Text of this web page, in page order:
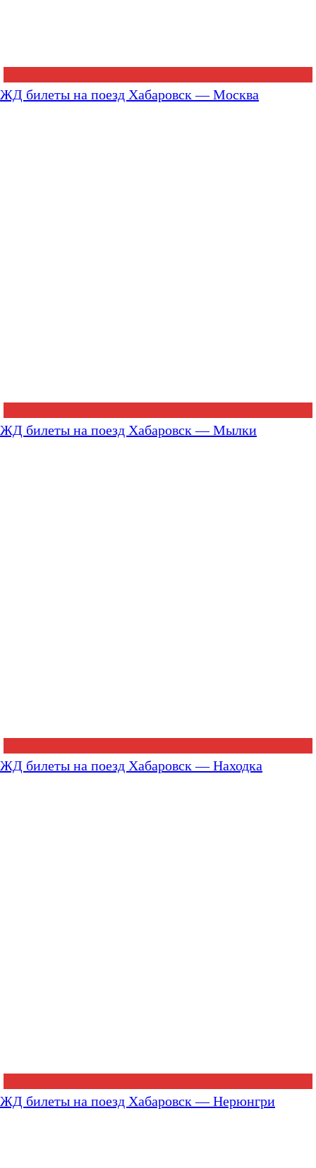
ЖД билеты на поезд Хабаровск — Москва
ЖД билеты на поезд Хабаровск — Мылки
ЖД билеты на поезд Хабаровск — Находка
ЖД билеты на поезд Хабаровск — Нерюнгри